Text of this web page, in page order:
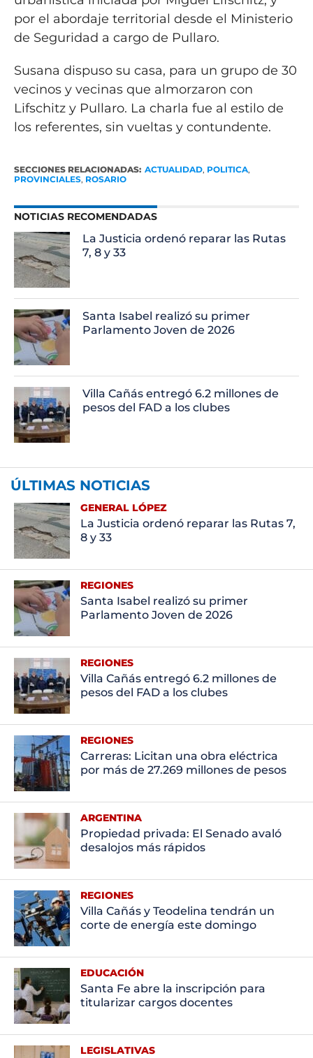
por el abordaje territorial desde el Ministerio
de Seguridad a cargo de Pullaro.
Susana dispuso su casa, para un grupo de 30
vecinos y vecinas que almorzaron con
Lifschitz y Pullaro. La charla fue al estilo de
los referentes, sin vueltas y contundente.
SECCIONES RELACIONADAS: ACTUALIDAD, POLITICA,
PROVINCIALES, ROSARIO
NOTICIAS RECOMENDADAS
La Justicia ordenó reparar las Rutas
7, 8 y 33
Santa Isabel realizó su primer
Parlamento Joven de 2026
Villa Cañás entregó 6.2 millones de
pesos del FAD a los clubes
ÚLTIMAS NOTICIAS
GENERAL LÓPEZ
La Justicia ordenó reparar las Rutas 7,
8 y 33
REGIONES
Santa Isabel realizó su primer
Parlamento Joven de 2026
REGIONES
Villa Cañás entregó 6.2 millones de
pesos del FAD a los clubes
REGIONES
Carreras: Licitan una obra eléctrica
por más de 27.269 millones de pesos
ARGENTINA
Propiedad privada: El Senado avaló
desalojos más rápidos
REGIONES
Villa Cañás y Teodelina tendrán un
corte de energía este domingo
EDUCACIÓN
Santa Fe abre la inscripción para
titularizar cargos docentes
LEGISLATIVAS